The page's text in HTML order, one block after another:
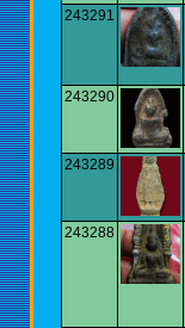
243291
243290
243289
243288